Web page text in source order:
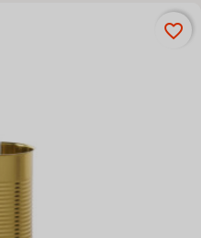
favorite_border